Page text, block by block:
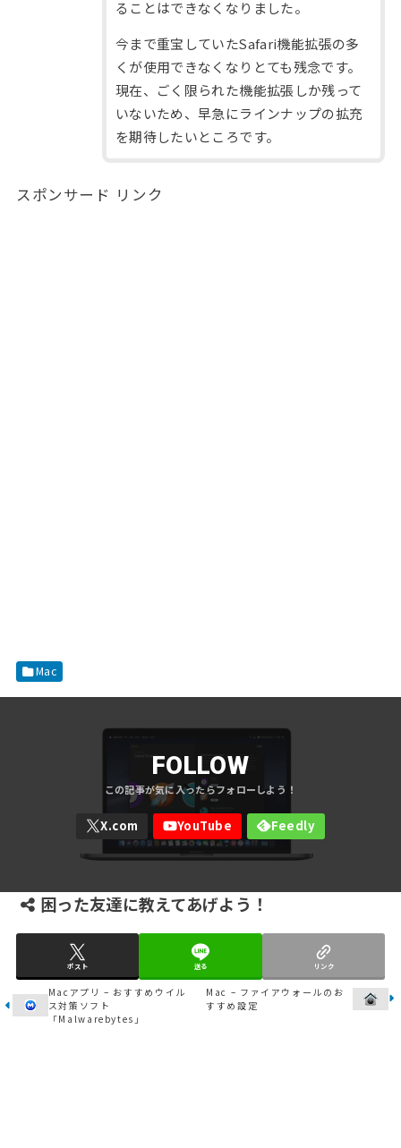
ることはできなくなりました。
今まで重宝していたSafari機能拡張の多
くが使用できなくなりとても残念です。
現在、ごく限られた機能拡張しか残って
いないため、早急にラインナップの拡充
を期待したいところです。
スポンサード リンク
Mac
FOLLOW
困った友達に教えてあげよう！
ポスト 送る リンク
Macアプリ – おすすめウイル
ス対策ソフト
「Malwarebytes」
Mac – ファイアウォールのお
すすめ設定